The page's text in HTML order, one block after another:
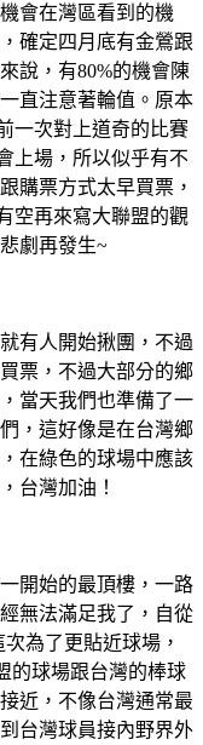
會在灣區看到的機
確定四月底有金鶯跟
說，有80%的機會陳
直注意著輪值。原本
一次對上道奇的比賽
上場，所以似乎有不
購票方式太早買票，
空再來寫大聯盟的觀
劇再發生~
有人開始揪團，不過
票，不過大部分的鄉
當天我們也準備了一
，這好像是在台灣鄉
在綠色的球場中應該
台灣加油！
開始的最頂樓，一路
無法滿足我了，自從
為了更貼近球場，
的球場跟台灣的棒球
近，不像台灣通常最
台灣球員接內野界外